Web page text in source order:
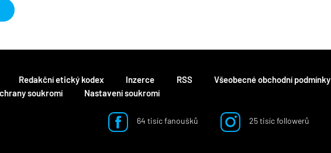
Redakční etický kodex Inzerce RSS Všeobecné obchodní podmínky
soukromí
Nastavení soukromí
64 tisíc fanoušků 25 tisíc followerů